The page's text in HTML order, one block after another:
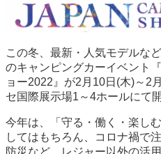
この冬、最新・人気モデルな
のキャンピングカーイベント
ョー2022』が2月10日(木)～2
セ国際展示場1～4ホールにて
今年は、「守る・働く・楽し
してはもちろん、コロナ禍で